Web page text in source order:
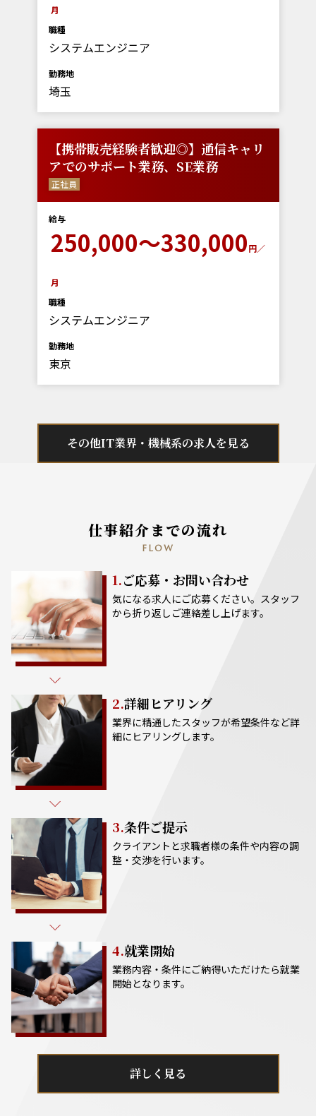
月
職種
システムエンジニア
勤務地
埼玉
【携帯販売経験者歓迎◎】通信キャリ
アでのサポート業務、SE業務
正社員
給与
250,000～330,000円／
月
職種
システムエンジニア
勤務地
東京
その他IT業界・機械系の求人を見る
仕事紹介までの流れ
FLOW
1.ご応募・お問い合わせ
気になる求人にご応募ください。スタッフ
から折り返しご連絡差し上げます。
2.詳細ヒアリング
業界に精通したスタッフが希望条件など詳
細にヒアリングします。
3.条件ご提示
クライアントと求職者様の条件や内容の調
整・交渉を行います。
4.就業開始
業務内容・条件にご納得いただけたら就業
開始となります。
詳しく見る